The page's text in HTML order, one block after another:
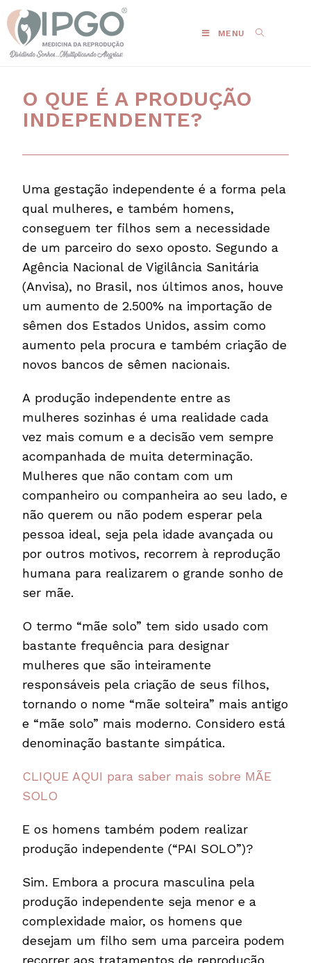
MENU
O QUE É A PRODUÇÃO
INDEPENDENTE?
Uma gestação independente é a forma pela
qual mulheres, e também homens,
conseguem ter filhos sem a necessidade
de um parceiro do sexo oposto. Segundo a
Agência Nacional de Vigilância Sanitária
(Anvisa), no Brasil, nos últimos anos, houve
um aumento de 2.500% na importação de
sêmen dos Estados Unidos, assim como
aumento pela procura e também criação de
novos bancos de sêmen nacionais.
A produção independente entre as
mulheres sozinhas é uma realidade cada
vez mais comum e a decisão vem sempre
acompanhada de muita determinação.
Mulheres que não contam com um
companheiro ou companheira ao seu lado, e
não querem ou não podem esperar pela
pessoa ideal, seja pela idade avançada ou
por outros motivos, recorrem à reprodução
humana para realizarem o grande sonho de
ser mãe.
O termo “mãe solo” tem sido usado com
bastante frequência para designar
mulheres que são inteiramente
responsáveis pela criação de seus filhos,
tornando o nome “mãe solteira” mais antigo
e “mãe solo” mais moderno. Considero está
denominação bastante simpática.
CLIQUE AQUI para saber mais sobre MÃE
SOLO
E os homens também podem realizar
produção independente (“PAI SOLO”)?
Sim. Embora a procura masculina pela
produção independente seja menor e a
complexidade maior, os homens que
desejam um filho sem uma parceira podem
recorrer aos tratamentos de reprodução